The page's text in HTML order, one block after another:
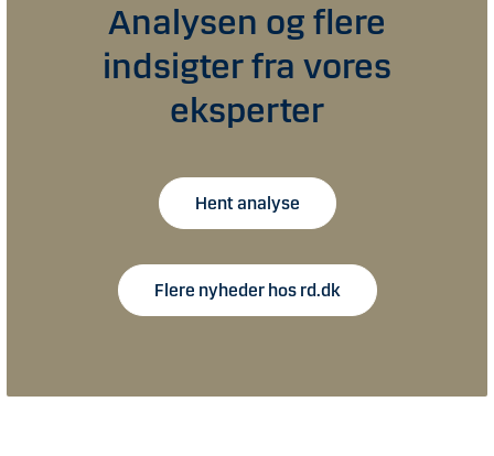
Analysen og flere
indsigter fra vores
eksperter
Hent analyse
Flere nyheder hos rd.dk